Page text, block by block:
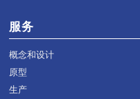
服务
概念和设计
原型
生产